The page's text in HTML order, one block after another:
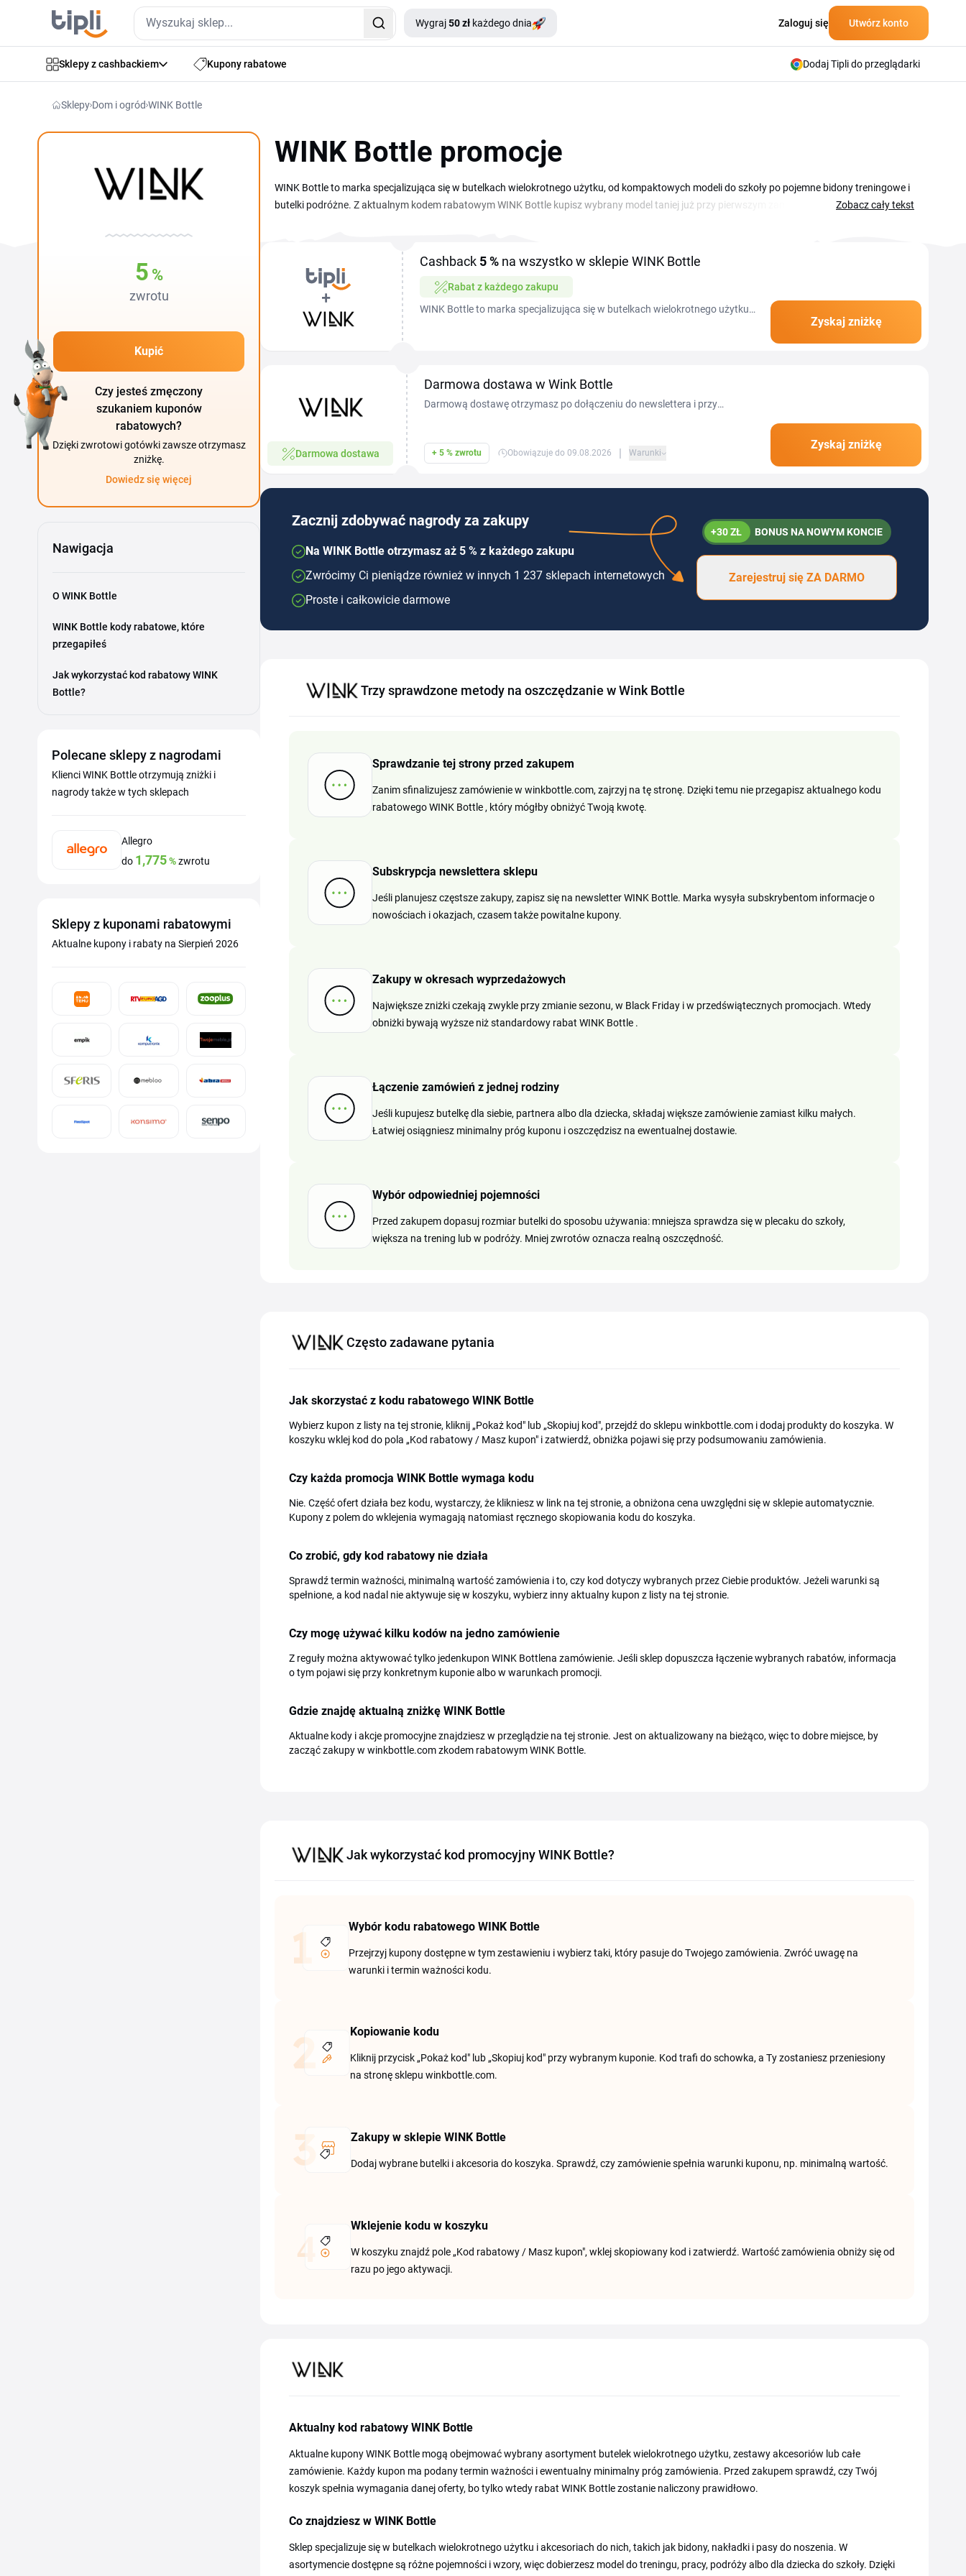
Wygraj50 zł każdego dnia Zaloguj się Utwórz konto
Sklepy z cashbackiem Kupony rabatowe Dodaj Tipli do przeglądarki
Sklepy Dom i ogród WINK Bottle
5 %
zwrotu
Kupić
Czy jesteś zmęczony
szukaniem kuponów
rabatowych?
Dzięki zwrotowi gotówki zawsze otrzymasz
zniżkę.
Dowiedz się więcej
Nawigacja
O WINK Bottle
WINK Bottle kody rabatowe, które
przegapiłeś
Jak wykorzystać kod rabatowy WINK
Bottle?
Polecane sklepy z nagrodami
Klienci WINK Bottle otrzymują zniżki i
nagrody także w tych sklepach
Allegro
do 1,775%zwrotu
Sklepy z kuponami rabatowymi
Aktualne kupony i rabaty na Sierpień 2026
WINK Bottle promocje
WINK Bottle to marka specjalizująca się w butelkach wielokrotnego użytku, od kompaktowych modeli do szkoły po pojemne bidony treningowe i
butelki podróżne. Z aktualnym kodem rabatowym WINK Bottle kupisz wybrany model taniej już przy pierwszym zamówieniu. Sklep oferuje różne
Aktualny rabat WINK Bottle może realnie obniżyć kwotę zamówienia, a szczegóły warunków i termin ważności znajdziesz przy każdym kuponie
w tym zestawieniu.
Zobacz cały tekst
Cashback 5 % na wszystko w sklepie WINK Bottle
Rabat z każdego zakupu
WINK Bottle to marka specjalizująca się w butelkach wielokrotnego użytku,
Zyskaj zniżkę
Darmowa dostawa
Darmowa dostawa w Wink Bottle
Darmową dostawę otrzymasz po dołączeniu do newslettera i przy
+ 5 % zwrotu Obowiązuje do 09.08.2026 | Warunki
Zyskaj zniżkę
Zacznij zdobywać nagrody za zakupy
Na WINK Bottle otrzymasz aż 5 % z każdego zakupu
Zwrócimy Ci pieniądze również w innych 1 237 sklepach internetowych
Proste i całkowicie darmowe
+30 ZŁ BONUS NA NOWYM KONCIE
Zarejestruj się ZA DARMO
Trzy sprawdzone metody na oszczędzanie w Wink Bottle
Sprawdzanie tej strony przed zakupem
Zanim sfinalizujesz zamówienie w winkbottle.com, zajrzyj na tę stronę. Dzięki temu nie przegapisz aktualnego kodu
rabatowego WINK Bottle , który mógłby obniżyć Twoją kwotę.
Subskrypcja newslettera sklepu
Jeśli planujesz częstsze zakupy, zapisz się na newsletter WINK Bottle. Marka wysyła subskrybentom informacje o
nowościach i okazjach, czasem także powitalne kupony.
Zakupy w okresach wyprzedażowych
Największe zniżki czekają zwykle przy zmianie sezonu, w Black Friday i w przedświątecznych promocjach. Wtedy
obniżki bywają wyższe niż standardowy rabat WINK Bottle .
Łączenie zamówień z jednej rodziny
Jeśli kupujesz butelkę dla siebie, partnera albo dla dziecka, składaj większe zamówienie zamiast kilku małych.
Łatwiej osiągniesz minimalny próg kuponu i oszczędzisz na ewentualnej dostawie.
Wybór odpowiedniej pojemności
Przed zakupem dopasuj rozmiar butelki do sposobu używania: mniejsza sprawdza się w plecaku do szkoły,
większa na trening lub w podróży. Mniej zwrotów oznacza realną oszczędność.
Często zadawane pytania
Jak skorzystać z kodu rabatowego WINK Bottle
Wybierz kupon z listy na tej stronie, kliknij „Pokaż kod" lub „Skopiuj kod", przejdź do sklepu winkbottle.com i dodaj produkty do koszyka. W
koszyku wklej kod do pola „Kod rabatowy / Masz kupon" i zatwierdź, obniżka pojawi się przy podsumowaniu zamówienia.
Czy każda promocja WINK Bottle wymaga kodu
Nie. Część ofert działa bez kodu, wystarczy, że klikniesz w link na tej stronie, a obniżona cena uwzględni się w sklepie automatycznie.
Kupony z polem do wklejenia wymagają natomiast ręcznego skopiowania kodu do koszyka.
Co zrobić, gdy kod rabatowy nie działa
Sprawdź termin ważności, minimalną wartość zamówienia i to, czy kod dotyczy wybranych przez Ciebie produktów. Jeżeli warunki są
spełnione, a kod nadal nie aktywuje się w koszyku, wybierz inny aktualny kupon z listy na tej stronie.
Czy mogę używać kilku kodów na jedno zamówienie
Z reguły można aktywować tylko jedenkupon WINK Bottlena zamówienie. Jeśli sklep dopuszcza łączenie wybranych rabatów, informacja
o tym pojawi się przy konkretnym kuponie albo w warunkach promocji.
Gdzie znajdę aktualną zniżkę WINK Bottle
Aktualne kody i akcje promocyjne znajdziesz w przeglądzie na tej stronie. Jest on aktualizowany na bieżąco, więc to dobre miejsce, by
zacząć zakupy w winkbottle.com zkodem rabatowym WINK Bottle.
Jak wykorzystać kod promocyjny WINK Bottle?
Wybór kodu rabatowego WINK Bottle
Przejrzyj kupony dostępne w tym zestawieniu i wybierz taki, który pasuje do Twojego zamówienia. Zwróć uwagę na
warunki i termin ważności kodu.
Kopiowanie kodu
Kliknij przycisk „Pokaż kod" lub „Skopiuj kod" przy wybranym kuponie. Kod trafi do schowka, a Ty zostaniesz przeniesiony
na stronę sklepu winkbottle.com.
Zakupy w sklepie WINK Bottle
Dodaj wybrane butelki i akcesoria do koszyka. Sprawdź, czy zamówienie spełnia warunki kuponu, np. minimalną wartość.
Wklejenie kodu w koszyku
W koszyku znajdź pole „Kod rabatowy / Masz kupon", wklej skopiowany kod i zatwierdź. Wartość zamówienia obniży się od
razu po jego aktywacji.
Aktualny kod rabatowy WINK Bottle
Aktualne kupony WINK Bottle mogą obejmować wybrany asortyment butelek wielokrotnego użytku, zestawy akcesoriów lub całe
zamówienie. Każdy kupon ma podany termin ważności i ewentualny minimalny próg zamówienia. Przed zakupem sprawdź, czy Twój
koszyk spełnia wymagania danej oferty, bo tylko wtedy rabat WINK Bottle zostanie naliczony prawidłowo.
Co znajdziesz w WINK Bottle
Sklep specjalizuje się w butelkach wielokrotnego użytku i akcesoriach do nich, takich jak bidony, nakładki i pasy do noszenia. W
asortymencie dostępne są różne pojemności i wzory, więc dobierzesz model do treningu, pracy, podróży albo dla dziecka do szkoły. Dzięki